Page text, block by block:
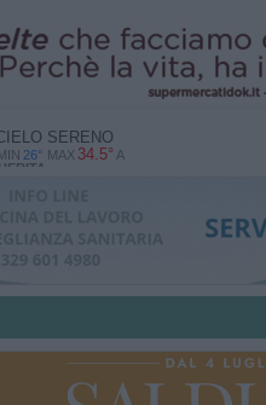
SERENO
26° MAX 34.5° A